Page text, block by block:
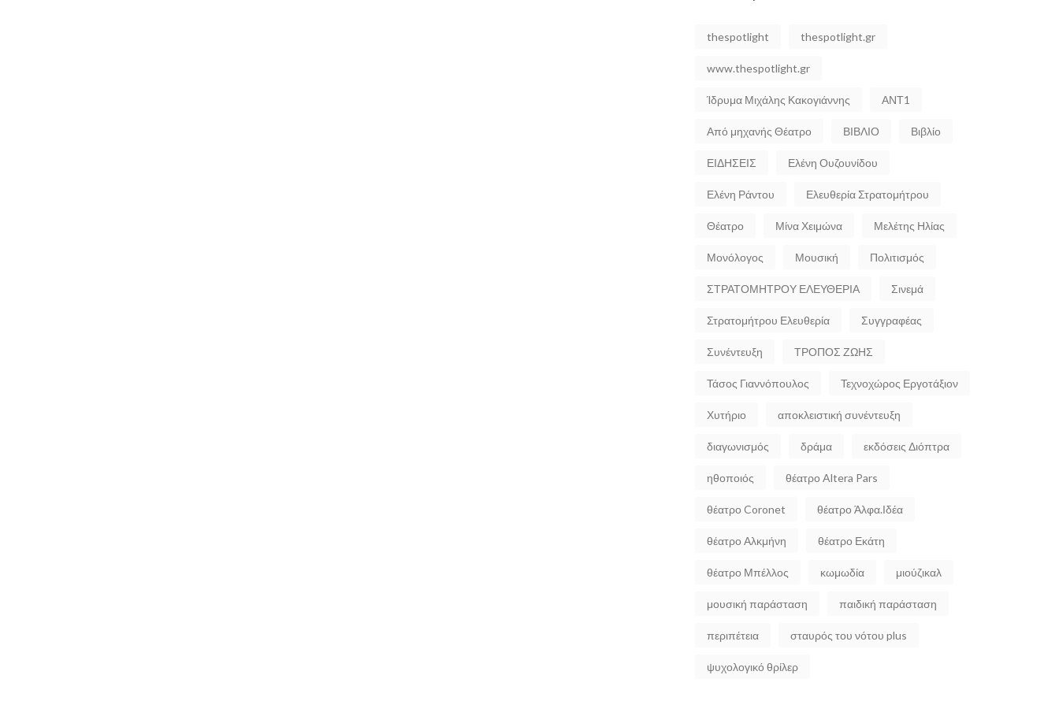
thespotlight thespotlight.gr
www.thespotlight.gr
Ίδρυμα Μιχάλης Κακογιάννης ΑΝΤ1
Από μηχανής Θέατρο ΒΙΒΛΙΟ Βιβλίο
ΕΙΔΗΣΕΙΣ Ελένη Ουζουνίδου
Ελένη Ράντου Ελευθερία Στρατομήτρου
Θέατρο Μίνα Χειμώνα Μελέτης Ηλίας
Μονόλογος Μουσική Πολιτισμός
ΣΤΡΑΤΟΜΗΤΡΟΥ ΕΛΕΥΘΕΡΙΑ Σινεμά
Στρατομήτρου Ελευθερία Συγγραφέας
Συνέντευξη ΤΡΟΠΟΣ ΖΩΗΣ
Τάσος Γιαννόπουλος Τεχνοχώρος Εργοτάξιον
Χυτήριο αποκλειστική συνέντευξη
διαγωνισμός δράμα εκδόσεις Διόπτρα
ηθοποιός θέατρο Altera Pars
θέατρο Coronet θέατρο Άλφα.Ιδέα
θέατρο Αλκμήνη θέατρο Εκάτη
θέατρο Μπέλλος κωμωδία μιούζικαλ
μουσική παράσταση παιδική παράσταση
περιπέτεια σταυρός του νότου plus
ψυχολογικό θρίλερ